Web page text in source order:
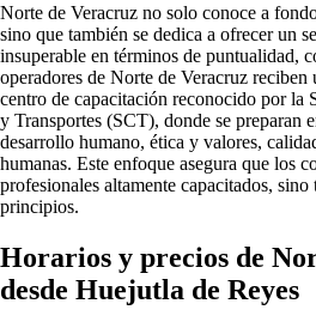
Norte de Veracruz no solo conoce a
sino que también se dedica a ofrecer un
insuperable en términos de puntualidad,
operadores de Norte de Veracruz
centro de capacitación reconocido por la
y Transportes (SCT), donde se preparan
desarrollo humano, ética y valores,
humanas. Este enfoque asegura que los
profesionales altamente capacitados,
principios.
Horarios y precios de
desde Huejutla de Reyes